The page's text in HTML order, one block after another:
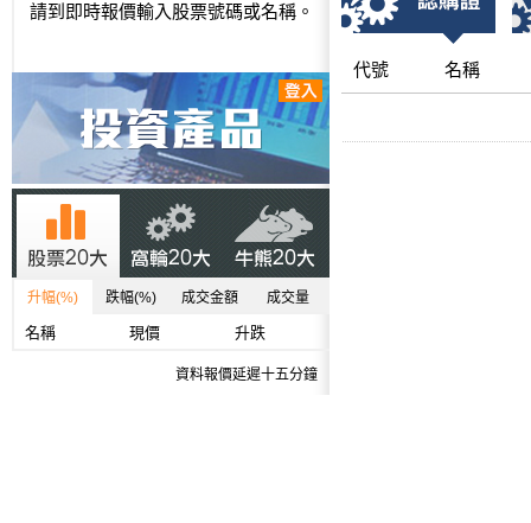
請到即時報價輸入股票號碼或名稱。
升幅(%) 跌幅(%) 成交金額 成交量
名稱 現價 升跌
資料報價延遲十五分鐘
代號 名稱